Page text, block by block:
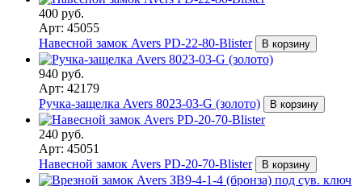
400 руб.
Арт: 45055
Навесной замок Avers PD-22-80-Blister
В корзину
940 руб.
Арт: 42179
Ручка-защелка Avers 8023-03-G (золото)
В корзину
240 руб.
Арт: 45051
Навесной замок Avers PD-20-70-Blister
В корзину